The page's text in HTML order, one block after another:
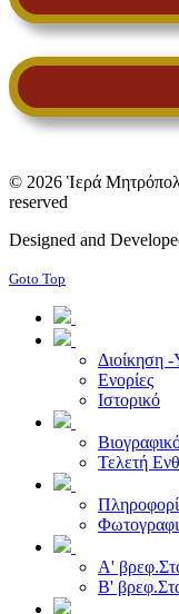
© 2026 Ἱερά
reserved
Designed and
Goto Top
Διοίκηση
Ενορίες
Ιστορικό
Τελετή
Α'
Β'